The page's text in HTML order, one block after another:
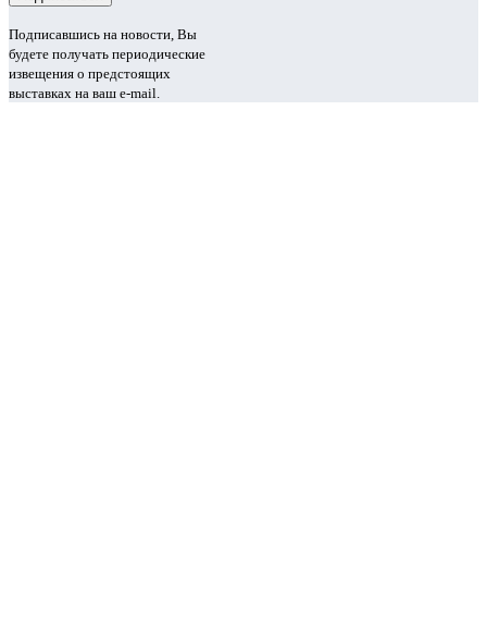
Подписавшись на новости, Вы
будете получать периодические
извещения о предстоящих
выставках на ваш e-mail.